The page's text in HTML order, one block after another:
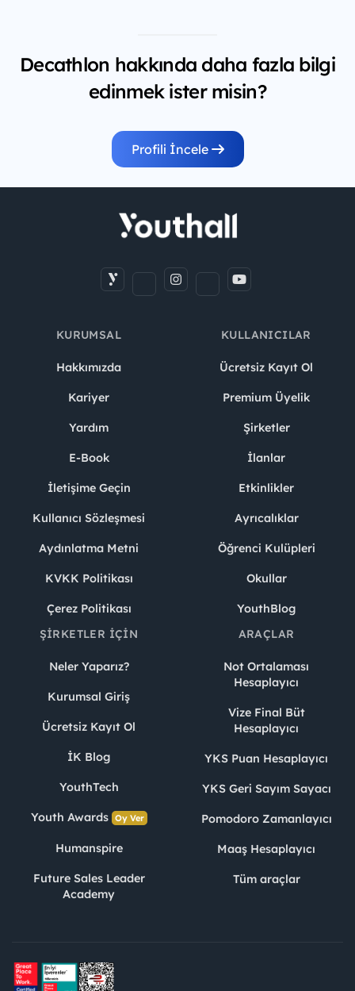
Decathlon hakkında daha fazla bilgi
edinmek ister misin?
Profili İncele
KURUMSAL
Hakkımızda
Kariyer
Yardım
E-Book
İletişime Geçin
Kullanıcı Sözleşmesi
Aydınlatma Metni
KVKK Politikası
Çerez Politikası
KULLANICILAR
Ücretsiz Kayıt Ol
Premium Üyelik
Şirketler
İlanlar
Etkinlikler
Ayrıcalıklar
Öğrenci Kulüpleri
Okullar
YouthBlog
ŞIRKETLER İÇIN
Neler Yaparız?
Kurumsal Giriş
Ücretsiz Kayıt Ol
İK Blog
YouthTech
Youth Awards Oy Ver
Humanspire
Future Sales Leader
Academy
ARAÇLAR
Not Ortalaması
Hesaplayıcı
Vize Final Büt
Hesaplayıcı
YKS Puan Hesaplayıcı
YKS Geri Sayım Sayacı
Pomodoro Zamanlayıcı
Maaş Hesaplayıcı
Tüm araçlar